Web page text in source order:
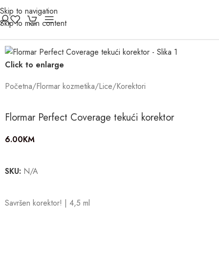
Skip to navigation
Skip to main content
Click to enlarge
Početna/Flormar kozmetika/Lice/Korektori
Flormar Perfect Coverage tekući korektor
6.00KM
SKU: N/A
Savršen korektor! | 4,5 ml